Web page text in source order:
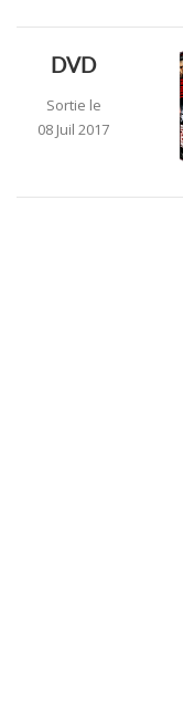
DVD
Sortie le
08 Juil 2017